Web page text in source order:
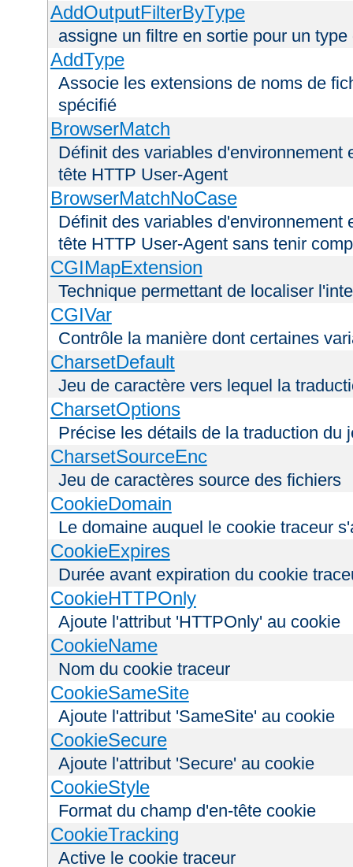
AddOutputFilterByType
assigne un filtre en sortie pour un
AddType
Associe les extensions de noms de
spécifié
BrowserMatch
Définit des variables d'environnement
tête HTTP User-Agent
BrowserMatchNoCase
Définit des variables d'environnement
tête HTTP User-Agent sans tenir
CGIMapExtension
Technique permettant de localiser
CGIVar
Contrôle la manière dont certaines
CharsetDefault
Jeu de caractère vers lequel la
CharsetOptions
Précise les détails de la traduction du
CharsetSourceEnc
Jeu de caractères source des fichiers
CookieDomain
Le domaine auquel le cookie traceur
CookieExpires
Durée avant expiration du cookie
CookieHTTPOnly
Ajoute l'attribut 'HTTPOnly' au cookie
CookieName
Nom du cookie traceur
CookieSameSite
Ajoute l'attribut 'SameSite' au cookie
CookieSecure
Ajoute l'attribut 'Secure' au cookie
CookieStyle
Format du champ d'en-tête cookie
CookieTracking
Active le cookie traceur